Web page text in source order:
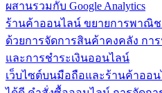
ผสานรวมกับ Google Analytics
ร้านค้าออนไลน์ ขยายการพาณิ
ด้วยการจัดการสินค้าคงคลัง กา
และการชำระเงินออนไลน์
เว็บไซต์บนมือถือและร้านค้าออ